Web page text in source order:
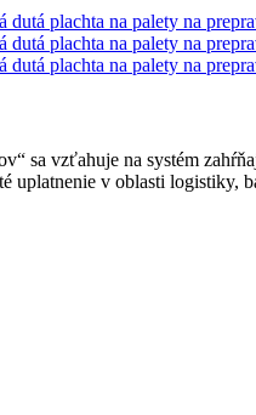
sa vzťahuje na systém
uplatnenie v oblasti